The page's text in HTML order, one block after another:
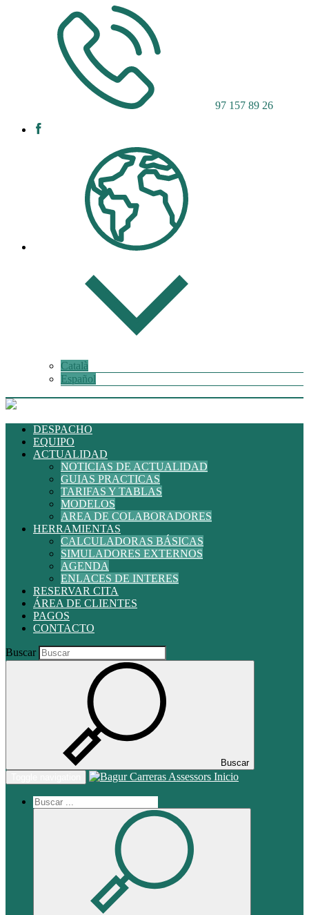
97 157 89 26
Català
Español
DESPACHO
EQUIPO
ACTUALIDAD
NOTICIAS DE ACTUALIDAD
GUIAS PRACTICAS
TARIFAS Y TABLAS
MODELOS
AREA DE COLABORADORES
HERRAMIENTAS
CALCULADORAS BÁSICAS
SIMULADORES EXTERNOS
AGENDA
ENLACES DE INTERES
RESERVAR CITA
ÁREA DE CLIENTES
PAGOS
CONTACTO
Buscar
Buscar
Inicio